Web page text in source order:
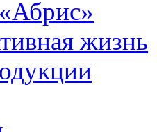
жизнь